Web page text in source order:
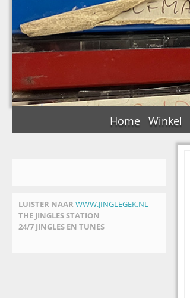
Home Winkel
LUISTER NAAR WWW.JINGLEGEK.NL
THE JINGLES STATION
24/7 JINGLES EN TUNES